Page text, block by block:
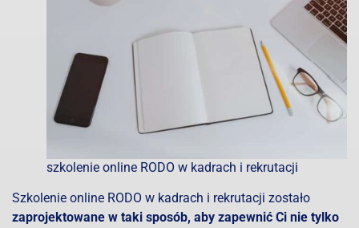
szkolenie online RODO w kadrach i rekrutacji
Szkolenie online RODO w kadrach i rekrutacji zostało
zaprojektowane w taki sposób, aby zapewnić Ci nie tylko